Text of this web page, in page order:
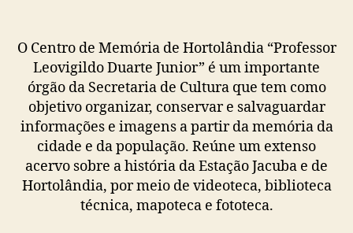
O Centro de Memória de Hortolândia “Professor
Leovigildo Duarte Junior” é um importante
órgão da Secretaria de Cultura que tem como
objetivo organizar, conservar e salvaguardar
informações e imagens a partir da memória da
cidade e da população. Reúne um extenso
acervo sobre a história da Estação Jacuba e de
Hortolândia, por meio de videoteca, biblioteca
técnica, mapoteca e fototeca.